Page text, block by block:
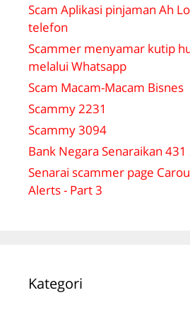
Scam Aplikasi pinjaman Ah
telefon
Scammer menyamar kutip
melalui Whatsapp
Scam Macam-Macam Bisnes
Scammy 2231
Scammy 3094
Bank Negara Senaraikan 431
Senarai scammer page
Alerts - Part 3
Kategori